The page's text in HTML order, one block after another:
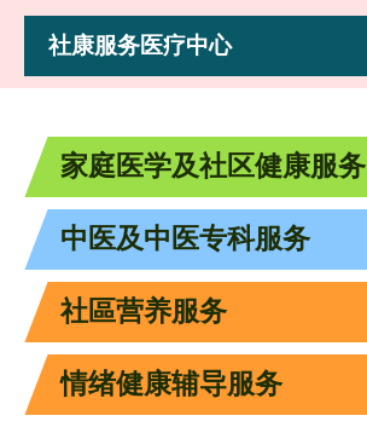
社康服务医疗中心
家庭医学及社区健康服务
中医及中医专科服务
社區营养服务
情绪健康辅导服务